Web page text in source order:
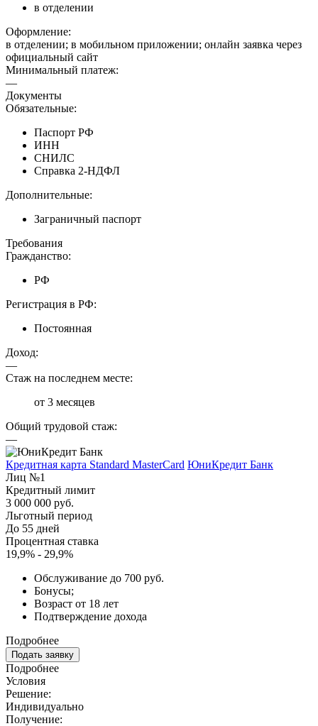
в отделении
Оформление:
в отделении; в мобильном приложении; онлайн заявка через
официальный сайт
Минимальный платеж:
—
Документы
Обязательные:
Паспорт РФ
ИНН
СНИЛС
Справка 2-НДФЛ
Дополнительные:
Заграничный паспорт
Требования
Гражданство:
РФ
Регистрация в РФ:
Постоянная
Доход:
—
Стаж на последнем месте:
от 3 месяцев
Общий трудовой стаж:
—
Кредитная карта Standard MasterCard ЮниКредит Банк
Лиц №1
Кредитный лимит
3 000 000 руб.
Льготный период
До 55 дней
Процентная ставка
19,9% - 29,9%
Обслуживание до 700 руб.
Бонусы;
Возраст от 18 лет
Подтверждение дохода
Подробнее
Подать заявку
Подробнее
Условия
Решение:
Индивидуально
Получение: